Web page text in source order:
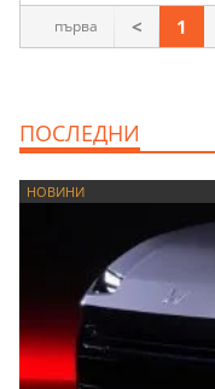
първа < 1
ПОСЛЕДНИ
НОВИНИ